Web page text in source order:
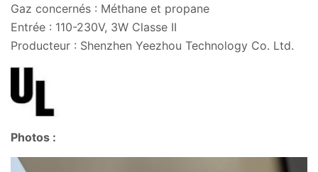
Gaz concernés : Méthane et propane
Entrée : 110-230V, 3W Classe II
Producteur : Shenzhen Yeezhou Technology Co. Ltd.
Photos :